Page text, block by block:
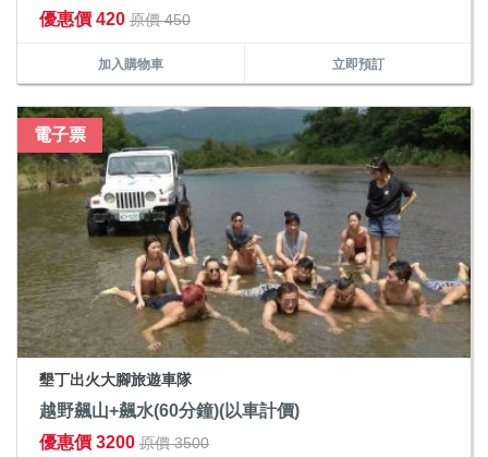
優惠價 420 原價 450
加入購物車 立即預訂
電子票
墾丁出火大腳旅遊車隊
越野飆山+飆水(60分鐘)(以車計價)
優惠價 3200 原價 3500